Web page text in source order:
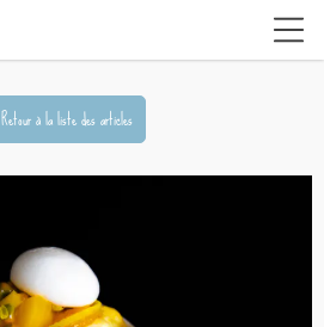
Retour à la liste des articles